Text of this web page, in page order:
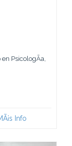
PsicologÃ­a,
Info